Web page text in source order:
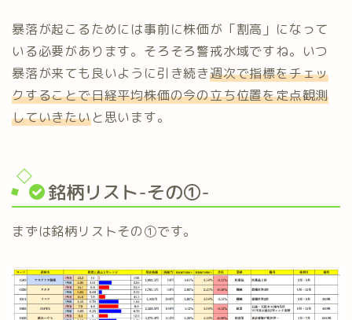
暴落が起こるためには事前に株価が「割高」になって
いる必要があります。そろそろ警戒水域ですね。いつ
暴落が来ても良いように引き続き週次で指標をチェッ
クすることで日経平均株価の今の立ち位置を定点観測
していきたいと思います。
銘柄リスト-その①-
まずは銘柄リストその①です。